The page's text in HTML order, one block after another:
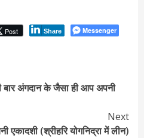
Post Share Messenger
अंगदान के जैसा ही आप अपनी
Next
एकादशी (श्रीहरि योगनिद्रा में लीन)